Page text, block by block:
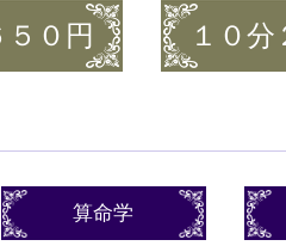
５０円 １０分
算命学